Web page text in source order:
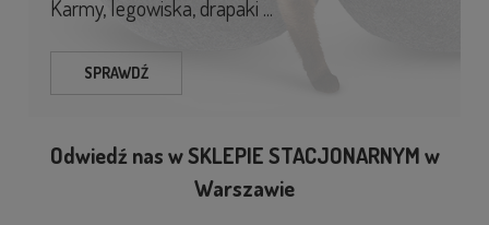
Karmy, legowiska, drapaki ...
SPRAWDŹ
Odwiedź nas w SKLEPIE STACJONARNYM w
Warszawie